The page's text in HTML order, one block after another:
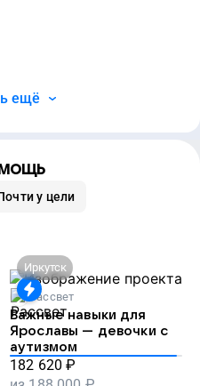
ещё
у цели
Иркутск
Рассвет
Важные навыки для
Ярославы — девочки с
аутизмом
182 620 ₽